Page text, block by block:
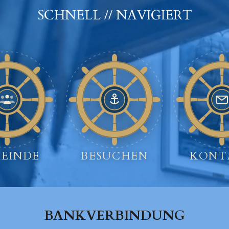
SCHNELL // NAVIGIERT
BESUCHEN
BANKVERBINDUNG